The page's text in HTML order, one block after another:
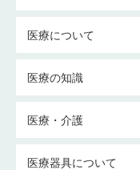
医療について
医療の知識
医療・介護
医療器具について